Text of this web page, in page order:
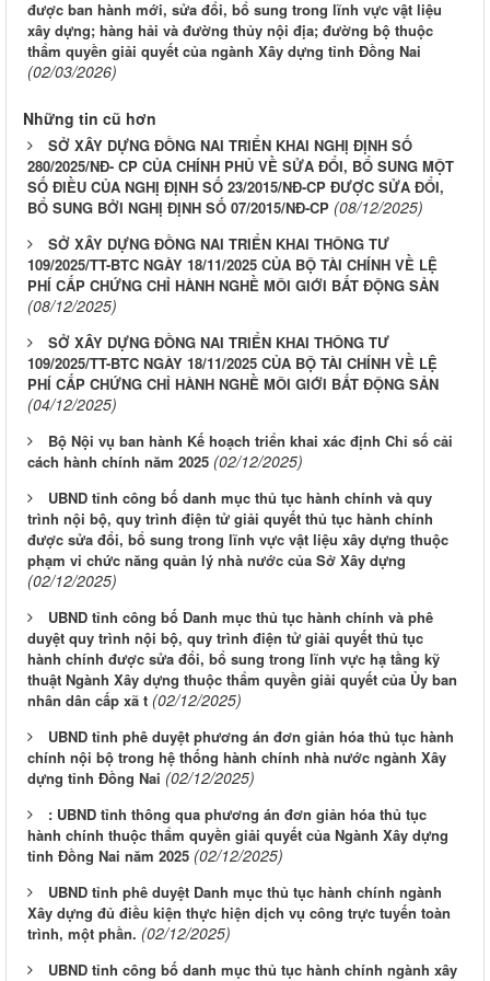
được ban hành mới, sửa đổi, bổ sung trong lĩnh vực vật liệu
xây dựng; hàng hải và đường thủy nội địa; đường bộ thuộc
thẩm quyền giải quyết của ngành Xây dựng tỉnh Đồng Nai
(02/03/2026)
Những tin cũ hơn
SỞ XÂY DỰNG ĐỒNG NAI TRIỂN KHAI NGHỊ ĐỊNH SỐ
280/2025/NĐ- CP CỦA CHÍNH PHỦ VỀ SỬA ĐỔI, BỔ SUNG MỘT
SỐ ĐIỀU CỦA NGHỊ ĐỊNH SỐ 23/2015/NĐ-CP ĐƯỢC SỬA ĐỔI,
BỔ SUNG BỞI NGHỊ ĐỊNH SỐ 07/2015/NĐ-CP (08/12/2025)
SỞ XÂY DỰNG ĐỒNG NAI TRIỂN KHAI THÔNG TƯ
109/2025/TT-BTC NGÀY 18/11/2025 CỦA BỘ TÀI CHÍNH VỀ LỆ
PHÍ CẤP CHỨNG CHỈ HÀNH NGHỀ MÔI GIỚI BẤT ĐỘNG SẢN
(08/12/2025)
SỞ XÂY DỰNG ĐỒNG NAI TRIỂN KHAI THÔNG TƯ
109/2025/TT-BTC NGÀY 18/11/2025 CỦA BỘ TÀI CHÍNH VỀ LỆ
PHÍ CẤP CHỨNG CHỈ HÀNH NGHỀ MÔI GIỚI BẤT ĐỘNG SẢN
(04/12/2025)
Bộ Nội vụ ban hành Kế hoạch triển khai xác định Chỉ số cải
cách hành chính năm 2025 (02/12/2025)
UBND tỉnh công bố danh mục thủ tục hành chính và quy
trình nội bộ, quy trình điện tử giải quyết thủ tục hành chính
được sửa đổi, bổ sung trong lĩnh vực vật liệu xây dựng thuộc
phạm vi chức năng quản lý nhà nước của Sở Xây dựng
(02/12/2025)
UBND tỉnh công bố Danh mục thủ tục hành chính và phê
duyệt quy trình nội bộ, quy trình điện tử giải quyết thủ tục
hành chính được sửa đổi, bổ sung trong lĩnh vực hạ tầng kỹ
thuật Ngành Xây dựng thuộc thẩm quyền giải quyết của Ủy ban
nhân dân cấp xã t (02/12/2025)
UBND tỉnh phê duyệt phương án đơn giản hóa thủ tục hành
chính nội bộ trong hệ thống hành chính nhà nước ngành Xây
dựng tỉnh Đồng Nai (02/12/2025)
: UBND tỉnh thông qua phương án đơn giản hóa thủ tục
hành chính thuộc thẩm quyền giải quyết của Ngành Xây dựng
tỉnh Đồng Nai năm 2025 (02/12/2025)
UBND tỉnh phê duyệt Danh mục thủ tục hành chính ngành
Xây dựng đủ điều kiện thực hiện dịch vụ công trực tuyến toàn
trình, một phần. (02/12/2025)
UBND tỉnh công bố danh mục thủ tục hành chính ngành xây